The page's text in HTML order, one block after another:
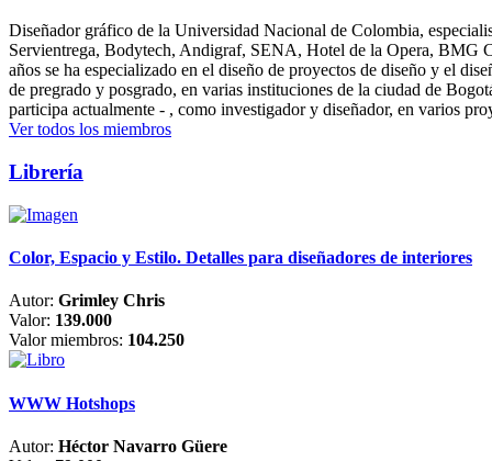
Diseñador gráfico de la Universidad Nacional de Colombia,
Servientrega, Bodytech, Andigraf, SENA, Hotel de la Opera, BMG
años se ha especializado en el diseño de proyectos de diseño y el
de pregrado y posgrado, en varias instituciones de la ciudad de
participa actualmente - , como investigador y diseñador, en varios
Ver todos los miembros
Librería
Color, Espacio y Estilo. Detalles para diseñadores de interiores
Autor: Grimley Chris
Valor: 139.000
Valor miembros: 104.250
WWW Hotshops
Autor: Héctor Navarro Güere